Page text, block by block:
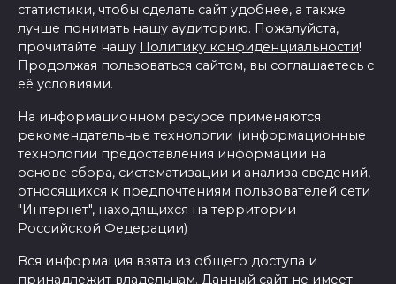
статистики, чтобы сделать сайт удобнее, а также
лучше понимать нашу аудиторию. Пожалуйста,
прочитайте нашу Политику конфиденциальности!
Продолжая пользоваться сайтом, вы соглашаетесь с
её условиями.
На информационном ресурсе применяются
рекомендательные технологии (информационные
технологии предоставления информации на
основе сбора, систематизации и анализа сведений,
относящихся к предпочтениям пользователей сети
"Интернет", находящихся на территории
Российской Федерации)
Вся информация взята из общего доступа и
принадлежит владельцам. Данный сайт не имеет